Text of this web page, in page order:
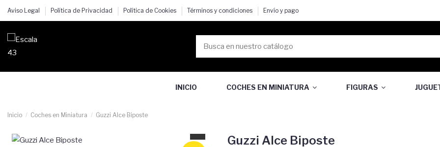
Aviso Legal Política de Privacidad Política de Cookies Términos y condiciones Envío y pago
INICIO COCHES EN MINIATURA FIGURAS
Inicio Coches en Miniatura Guzzi Alce Biposte
Guzzi Alce Biposte